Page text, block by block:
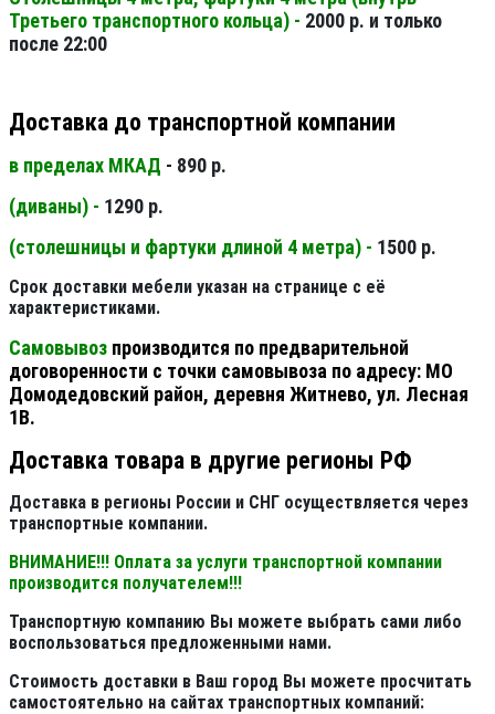
Третьего транспортного кольца) - 2000 р. и только
после 22:00
Доставка до транспортной компании
в пределах МКАД - 890 р.
(диваны) - 1290 р.
(столешницы и фартуки длиной 4 метра) - 1500 р.
Срок доставки мебели указан на странице с её
характеристиками.
Самовывоз производится по предварительной
договоренности с точки самовывоза по адресу: МО
Домодедовский район, деревня Житнево, ул. Лесная
1В.
Доставка товара в другие регионы РФ
Доставка в регионы России и СНГ осуществляется через
транспортные компании.
ВНИМАНИЕ!!! Оплата за услуги транспортной компании
производится получателем!!!
Транспортную компанию Вы можете выбрать сами либо
воспользоваться предложенными нами.
Стоимость доставки в Ваш город Вы можете просчитать
самостоятельно на сайтах транспортных компаний: